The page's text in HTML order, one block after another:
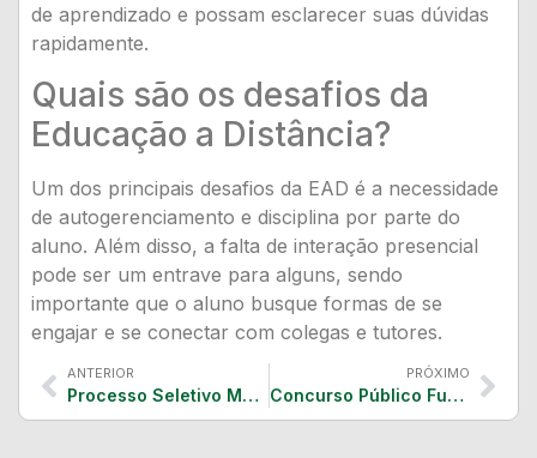
de aprendizado e possam esclarecer suas dúvidas
rapidamente.
Quais são os desafios da
Educação a Distância?
Um dos principais desafios da EAD é a necessidade
de autogerenciamento e disciplina por parte do
aluno. Além disso, a falta de interação presencial
pode ser um entrave para alguns, sendo
importante que o aluno busque formas de se
engajar e se conectar com colegas e tutores.
ANTERIOR
Processo Seletivo Marinha do Brasil 2026: Tudo sobre o CAAQ-ELT-01/2026 para Eletricistas
PRÓXIMO
Concurso Público Fundação Osório 2026: 15 Vagas para Professor com Salários até R$ 13.288 – Guia Completo